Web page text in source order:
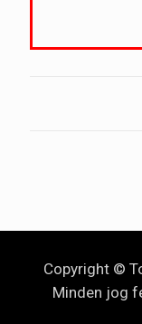
Copyright ©
Minden jog